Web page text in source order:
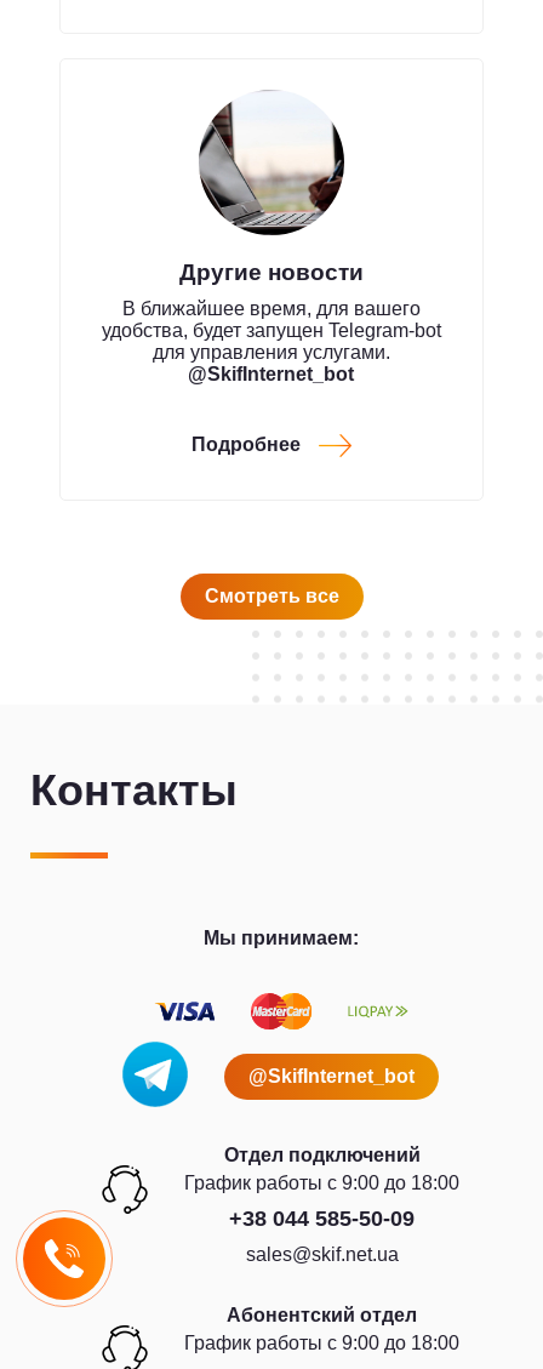
Другие новости
В ближайшее время, для вашего
удобства, будет запущен Telegram-bot
для управления услугами.
@SkifInternet_bot
Подробнее
Смотреть все
Контакты
Мы принимаем:
@SkifInternet_bot
Отдел подключений
График работы с 9:00 до 18:00
+38 044 585-50-09
sales@skif.net.ua
Абонентский отдел
График работы с 9:00 до 18:00